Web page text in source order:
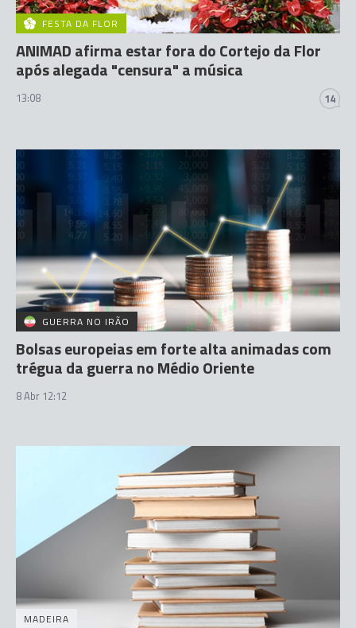
FESTA DA FLOR
ANIMAD afirma estar fora do Cortejo da Flor
após alegada "censura" a música
13:08 14
GUERRA NO IRÃO
Bolsas europeias em forte alta animadas com
trégua da guerra no Médio Oriente
8 Abr 12:12
MADEIRA